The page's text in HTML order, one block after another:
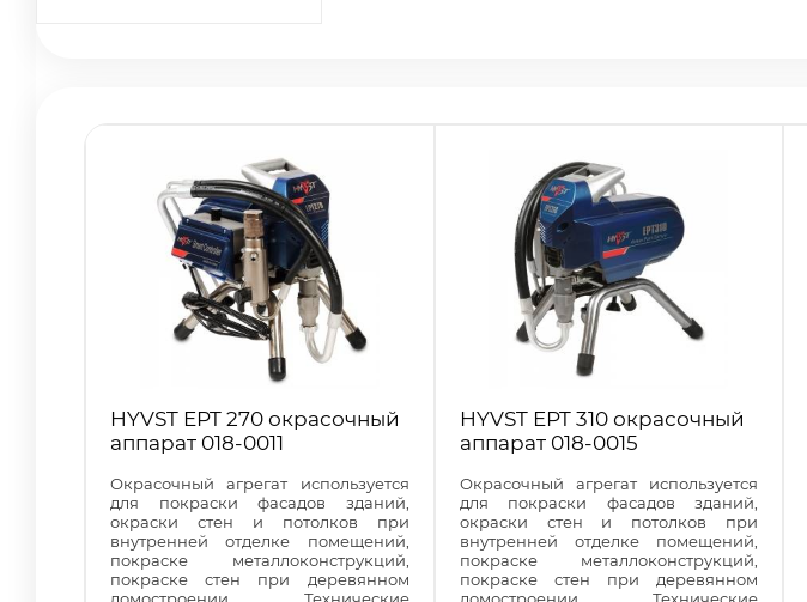
HYVST EPT 270 окрасочный
аппарат 018-0011
Окрасочный агрегат используется
для покраски фасадов зданий,
окраски стен и потолков при
внутренней отделке помещений,
покраске металлоконструкций,
покраске стен при деревянном
домостроении. Технические
HYVST EPT 310 окрасочный
аппарат 018-0015
Окрасочный агрегат используется
для покраски фасадов зданий,
окраски стен и потолков при
внутренней отделке помещений,
покраске металлоконструкций,
покраске стен при деревянном
домостроении. Технические